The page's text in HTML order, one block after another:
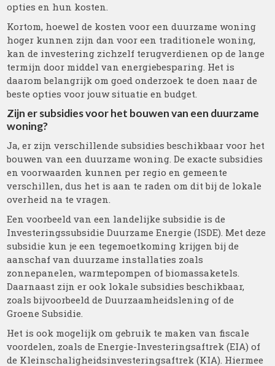
opties en hun kosten.
Kortom, hoewel de kosten voor een duurzame woning
hoger kunnen zijn dan voor een traditionele woning,
kan de investering zichzelf terugverdienen op de lange
termijn door middel van energiebesparing. Het is
daarom belangrijk om goed onderzoek te doen naar de
beste opties voor jouw situatie en budget.
Zijn er subsidies voor het bouwen van een duurzame
woning?
Ja, er zijn verschillende subsidies beschikbaar voor het
bouwen van een duurzame woning. De exacte subsidies
en voorwaarden kunnen per regio en gemeente
verschillen, dus het is aan te raden om dit bij de lokale
overheid na te vragen.
Een voorbeeld van een landelijke subsidie is de
Investeringssubsidie Duurzame Energie (ISDE). Met deze
subsidie kun je een tegemoetkoming krijgen bij de
aanschaf van duurzame installaties zoals
zonnepanelen, warmtepompen of biomassaketels.
Daarnaast zijn er ook lokale subsidies beschikbaar,
zoals bijvoorbeeld de Duurzaamheidslening of de
Groene Subsidie.
Het is ook mogelijk om gebruik te maken van fiscale
voordelen, zoals de Energie-Investeringsaftrek (EIA) of
de Kleinschaligheidsinvesteringsaftrek (KIA). Hiermee